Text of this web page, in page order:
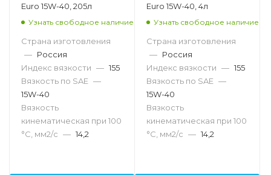
Euro 15W-40, 205л
Узнать свободное наличие
Страна изготовления
— Россия
Индекс вязкости — 155
Вязкость по SAE —
15W-40
Вязкость
кинематическая при 100
°С, мм2/с — 14,2
Euro 15W-40, 4л
Узнать свободное наличие
Страна изготовления
— Россия
Индекс вязкости — 155
Вязкость по SAE —
15W-40
Вязкость
кинематическая при 100
°С, мм2/с — 14,2